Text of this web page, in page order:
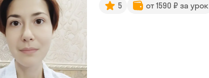
5 от 1590 ₽ за урок